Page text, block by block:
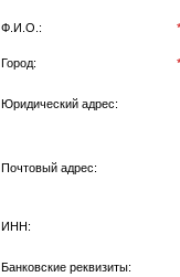
Ф.И.О.: *
Город: *
Юридический адрес:
Почтовый адрес:
ИНН:
Банковские реквизиты: